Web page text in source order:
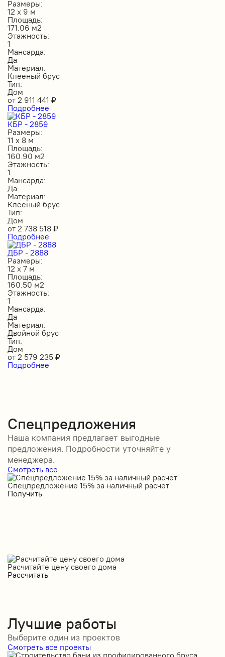
Размеры:
12 х 9 м
Площадь:
171.06 м2
Этажность:
1
Мансарда:
Да
Материал:
Клееный брус
Тип:
Дом
от 2 911 441 ₽
Подробнее
КБР - 2859
Размеры:
11 х 8 м
Площадь:
160.90 м2
Этажность:
1
Мансарда:
Да
Материал:
Клееный брус
Тип:
Дом
от 2 738 518 ₽
Подробнее
ДБР - 2888
Размеры:
12 х 7 м
Площадь:
160.50 м2
Этажность:
1
Мансарда:
Да
Материал:
Двойной брус
Тип:
Дом
от 2 579 235 ₽
Подробнее
Спецпредложения
Наша компания предлагает выгодные
предложения. Подробности уточняйте у
менеджера.
Смотреть все
Спецпредложение 15% за наличный расчет
Получить
Расчитайте цену своего дома
Рассчитать
Лучшие работы
Выберите один из проектов
Смотреть все проекты